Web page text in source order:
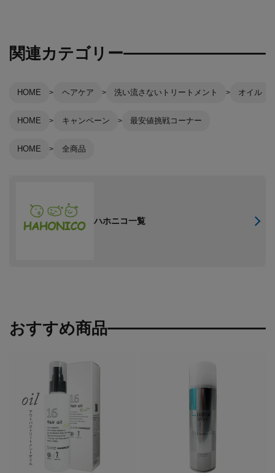
関連カテゴリー
HOME ヘアケア 洗い流さないトリートメント オイル
HOME キャンペーン 最安値挑戦コーナー
HOME 全商品
ハホニコ一覧
おすすめ商品